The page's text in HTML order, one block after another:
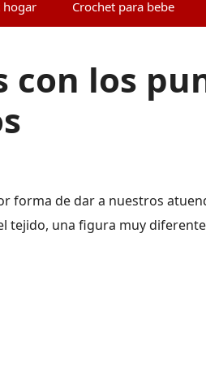
hogar Crochet para bebe
con los
forma de dar a nuestros
tejido, una figura muy